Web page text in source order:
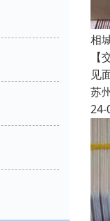
相
见
苏
24-